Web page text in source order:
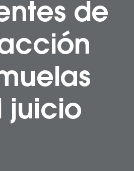
de
juicio